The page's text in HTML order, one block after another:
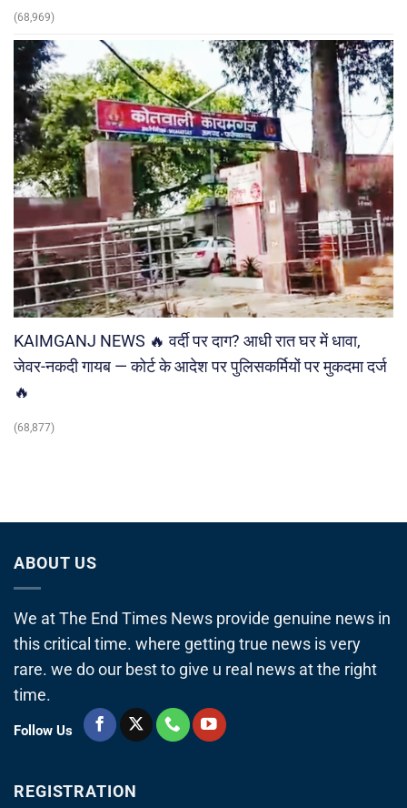
(68,969)
KAIMGANJ NEWS 🔥 वर्दी पर दाग? आधी रात घर में धावा,
जेवर-नकदी गायब — कोर्ट के आदेश पर पुलिसकर्मियों पर मुकदमा दर्ज
🔥
(68,877)
ABOUT US
We at The End Times News provide genuine news in
this critical time. where getting true news is very
rare. we do our best to give u real news at the right
time.
Follow Us
REGISTRATION